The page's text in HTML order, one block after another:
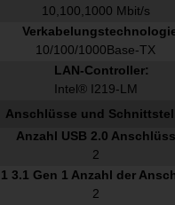
10,100,1000 Mbit/s
10/100/1000Base-TX
LAN-Controller:
Intel® I219-LM
Anschlüsse und
Anzahl USB 2.0
2
3.1 Gen 1 Anzahl der
2